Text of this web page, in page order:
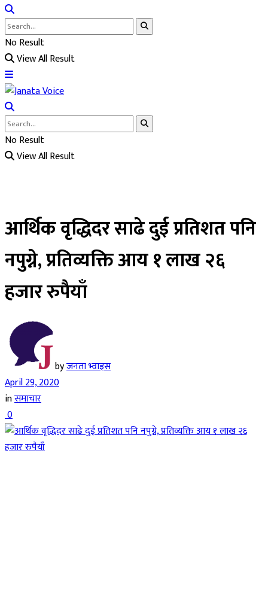
No Result
View All Result
No Result
View All Result
आर्थिक वृद्धिदर साढे दुई प्रतिशत पनि
नपुग्ने, प्रतिव्यक्ति आय १ लाख २६
हजार रुपैयाँ
byजनता भ्वाइस
April 29, 2020
inसमाचार
0